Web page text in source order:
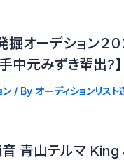
オーデション２０
中元みずき輩出?】
ン/ By オーディションリス
音 青山テルマ